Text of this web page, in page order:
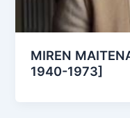
MIREN
1940-1973]